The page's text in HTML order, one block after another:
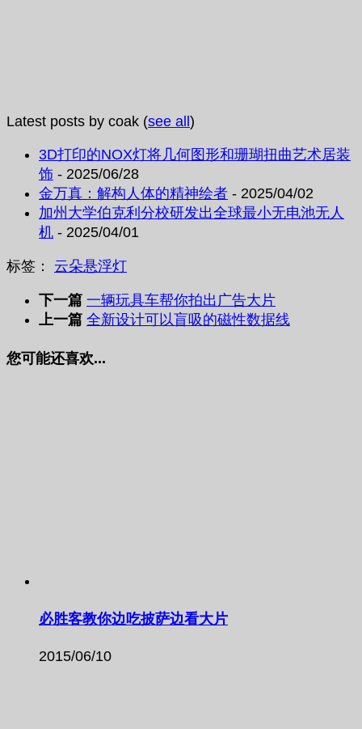
Latest posts by coak (see all )
3D打印的NOX灯将几何图形和珊瑚扭曲艺术居装
饰 - 2025/06/28
金万真：解构人体的精神绘者 - 2025/04/02
加州大学伯克利分校研发出全球最小无电池无人
机 - 2025/04/01
标签： 云朵悬浮灯
下一篇 一辆玩具车帮你拍出广告大片
上一篇 全新设计可以盲吸的磁性数据线
您可能还喜欢...
必胜客教你边吃披萨边看大片
2015/06/10